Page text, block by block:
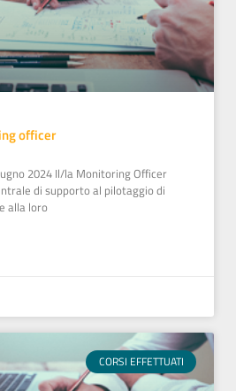
officer
2024 Il/la Monitoring Officer
di supporto al pilotaggio di
alla loro
CORSI EFFETTUATI